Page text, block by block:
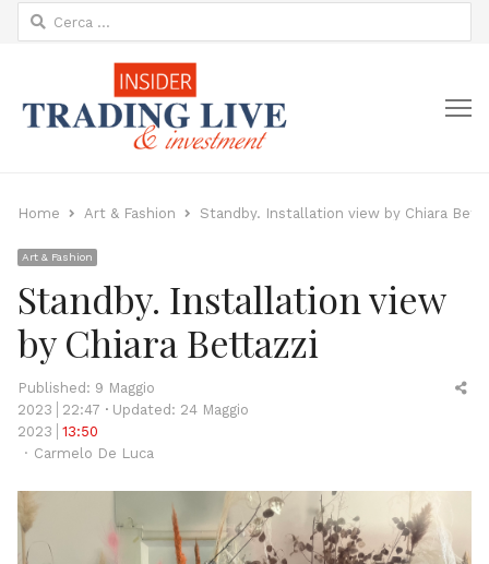
Ricerca
per:
Home Art & Fashion Standby. Installation view by Chiara
Art & Fashion
Standby. Installation view
by Chiara Bettazzi
Published: 9 Maggio
2023
22:47
Updated: 24 Maggio
2023
13:50
Author
Carmelo De Luca